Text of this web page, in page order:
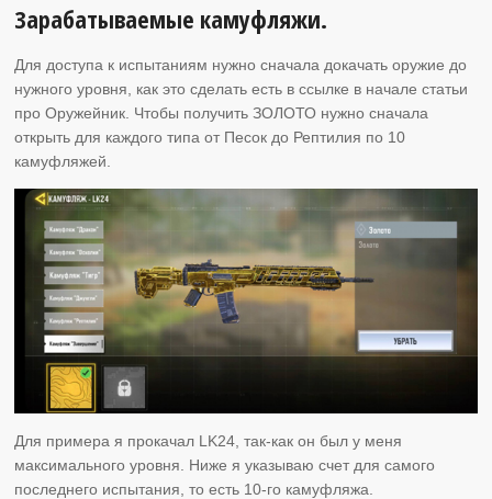
Зарабатываемые камуфляжи.
Для доступа к испытаниям нужно сначала докачать оружие до
нужного уровня, как это сделать есть в ссылке в начале статьи
про Оружейник. Чтобы получить ЗОЛОТО нужно сначала
открыть для каждого типа от Песок до Рептилия по 10
камуфляжей.
Для примера я прокачал LK24, так-как он был у меня
максимального уровня. Ниже я указываю счет для самого
последнего испытания, то есть 10-го камуфляжа.